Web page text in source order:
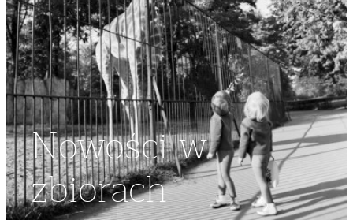
Nowości w
zbiorach